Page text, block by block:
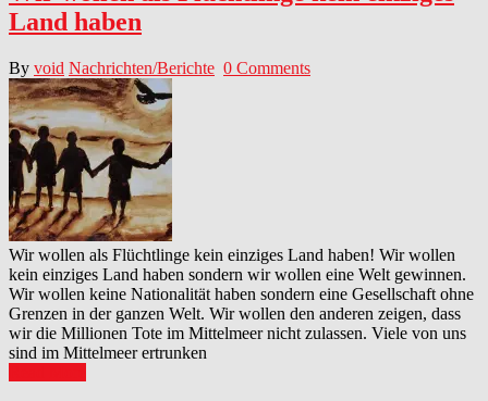
Land haben
By void Nachrichten/Berichte 0 Comments
Wir wollen als Flüchtlinge kein einziges Land haben! Wir wollen
kein einziges Land haben sondern wir wollen eine Welt gewinnen.
Wir wollen keine Nationalität haben sondern eine Gesellschaft ohne
Grenzen in der ganzen Welt. Wir wollen den anderen zeigen, dass
wir die Millionen Tote im Mittelmeer nicht zulassen. Viele von uns
sind im Mittelmeer ertrunken